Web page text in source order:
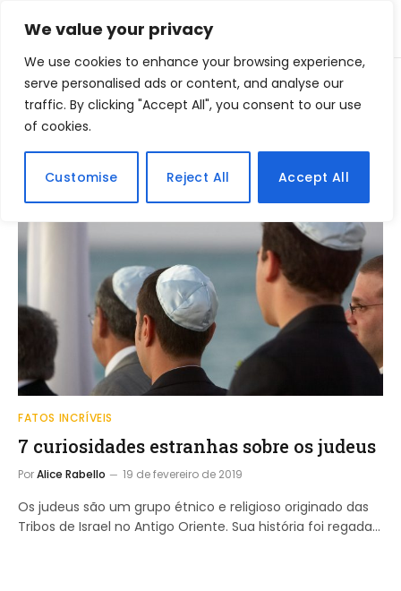
We value your privacy
We use cookies to enhance your browsing experience,
serve personalised ads or content, and analyse our
traffic. By clicking "Accept All", you consent to our use
of cookies.
Customise Reject All Accept All
Home » Posts Tagged "judeus"
BROWSING:
FATOS INCRÍVEIS
7 curiosidades estranhas sobre os judeus
PorAlice Rabello 19 de fevereiro de 2019
Os judeus são um grupo étnico e religioso originado das
Tribos de Israel no Antigo Oriente. Sua história foi regada…